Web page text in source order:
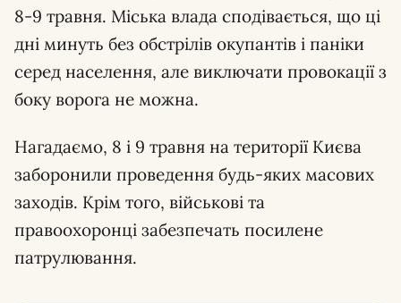
8-9 травня. Міська влада сподівається, що ці
дні минуть без обстрілів окупантів і паніки
серед населення, але виключати провокації з
боку ворога не можна.
Нагадаємо, 8 і 9 травня на території Києва
заборонили проведення будь-яких масових
заходів. Крім того, військові та
правоохоронці забезпечать посилене
патрулювання.